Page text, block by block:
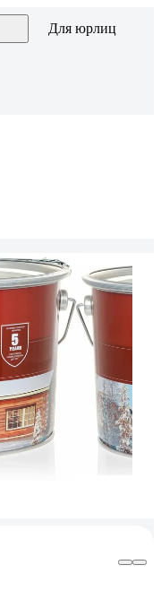
Для юрлиц